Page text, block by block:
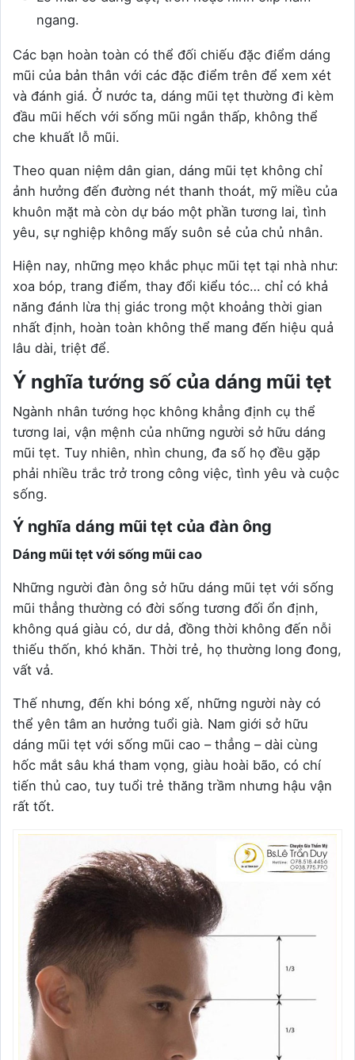
ngang.
Các bạn hoàn toàn có thể đối chiếu đặc điểm dáng
mũi của bản thân với các đặc điểm trên để xem xét
và đánh giá. Ở nước ta, dáng mũi tẹt thường đi kèm
đầu mũi hếch với sống mũi ngắn thấp, không thể
che khuất lỗ mũi.
Theo quan niệm dân gian, dáng mũi tẹt không chỉ
ảnh hưởng đến đường nét thanh thoát, mỹ miều của
khuôn mặt mà còn dự báo một phần tương lai, tình
yêu, sự nghiệp không mấy suôn sẻ của chủ nhân.
Hiện nay, những mẹo khắc phục mũi tẹt tại nhà như:
xoa bóp, trang điểm, thay đổi kiểu tóc… chỉ có khả
năng đánh lừa thị giác trong một khoảng thời gian
nhất định, hoàn toàn không thể mang đến hiệu quả
lâu dài, triệt để.
Ý nghĩa tướng số của dáng mũi tẹt
Ngành nhân tướng học không khẳng định cụ thể
tương lai, vận mệnh của những người sở hữu dáng
mũi tẹt. Tuy nhiên, nhìn chung, đa số họ đều gặp
phải nhiều trắc trở trong công việc, tình yêu và cuộc
sống.
Ý nghĩa dáng mũi tẹt của đàn ông
Dáng mũi tẹt với sống mũi cao
Những người đàn ông sở hữu dáng mũi tẹt với sống
mũi thẳng thường có đời sống tương đối ổn định,
không quá giàu có, dư dả, đồng thời không đến nỗi
thiếu thốn, khó khăn. Thời trẻ, họ thường long đong,
vất vả.
Thế nhưng, đến khi bóng xế, những người này có
thể yên tâm an hưởng tuổi già. Nam giới sở hữu
dáng mũi tẹt với sống mũi cao – thẳng – dài cùng
hốc mắt sâu khá tham vọng, giàu hoài bão, có chí
tiến thủ cao, tuy tuổi trẻ thăng trầm nhưng hậu vận
rất tốt.